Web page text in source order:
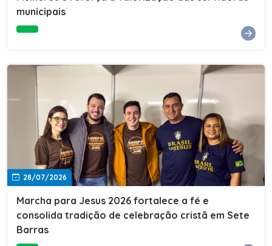
Cultura, Esporte e Lazer, Paulo Thomas, prestigiou os
compromisso da nossa gestão com a inclusão,
oferecendo a jovens e adultos a oportunidade de
concluir seus estudos e construir um futuro melhor.
Cada certificado entregue simboliza esforço,
determinação e a certeza de que investir em educação
é investir no desenvolvimento de Sete Barras."A
Prefeitura de Sete Barras também agradeceu ao SESI,
parceiro fundamental na retomada e ampliação da
Educação de Jovens e Adultos, aos professores, à
equipe da Secretaria Municipal de Educação e a todos
os profissionais que contribuíram para que esse
importante projeto voltasse a transformar a vida de
municipais
28/07/2026
Marcha para Jesus 2026 fortalece a fé e
consolida tradição de celebração cristã em Sete
Barras